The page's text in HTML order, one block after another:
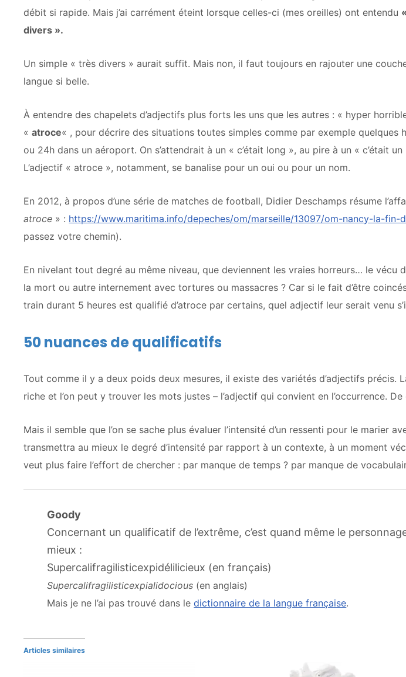
débit si rapide. Mais j’ai carrément éteint lorsque celles-ci (mes oreilles) ont entendu
divers ».
Un simple « très divers » aurait suffit. Mais non, il faut toujours en rajouter une
langue si belle.
À entendre des chapelets d’adjectifs plus forts les uns que les autres : « hyper
«atroce« , pour décrire des situations toutes simples comme par exemple quelques
ou 24h dans un aéroport. On s’attendrait à un « c’était long », au pire à un « c’était
L’adjectif « atroce », notamment, se banalise pour un oui ou pour un nom.
En 2012, à propos d’une série de matches de football, Didier Deschamps résume
atroce » : https://www.maritima.info/depeches/om/marseille/13097/om-nancy-la-fin-
passez votre chemin).
En nivelant tout degré au même niveau, que deviennent les vraies horreurs… le vécu
la mort ou autre internement avec tortures ou massacres ? Car si le fait d’être
train durant 5 heures est qualifié d’atroce par certains, quel adjectif leur serait venu
50 nuances de qualificatifs
Tout comme il y a deux poids deux mesures, il existe des variétés d’adjectifs précis.
riche et l’on peut y trouver les mots justes – l’adjectif qui convient en l’occurrence.
Mais il semble que l’on se sache plus évaluer l’intensité d’un ressenti pour le marier
transmettra au mieux le degré d’intensité par rapport à un contexte, à un moment
veut plus faire l’effort de chercher : par manque de temps ? par manque de
Goody
Concernant un qualificatif de l’extrême, c’est quand même le
mieux :
Supercalifragilisticexpidélilicieux (en français)
Supercalifragilisticexpialidocious (en anglais)
Mais je ne l’ai pas trouvé dans ledictionnaire de la langue française.
Articles similaires